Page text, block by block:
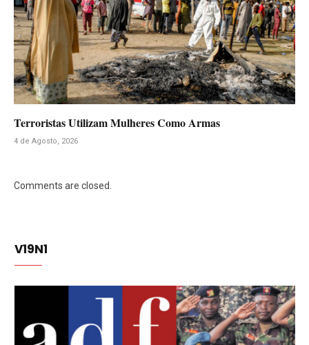
Terroristas Utilizam Mulheres Como Armas
4 de Agosto, 2026
Comments are closed.
V19N1